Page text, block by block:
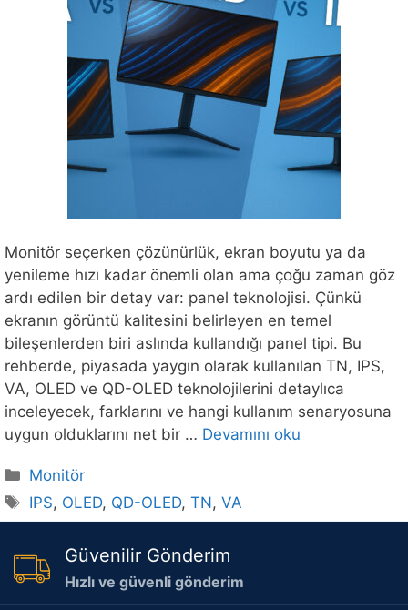
Monitör seçerken çözünürlük, ekran boyutu ya da
yenileme hızı kadar önemli olan ama çoğu zaman göz
ardı edilen bir detay var: panel teknolojisi. Çünkü
ekranın görüntü kalitesini belirleyen en temel
bileşenlerden biri aslında kullandığı panel tipi. Bu
rehberde, piyasada yaygın olarak kullanılan TN, IPS,
VA, OLED ve QD-OLED teknolojilerini detaylıca
inceleyecek, farklarını ve hangi kullanım senaryosuna
uygun olduklarını net bir … Devamını oku
Kategoriler
Monitör
Etiketler
IPS, OLED, QD-OLED,TN,VA
Güvenilir Gönderim
Hızlı ve güvenli gönderim